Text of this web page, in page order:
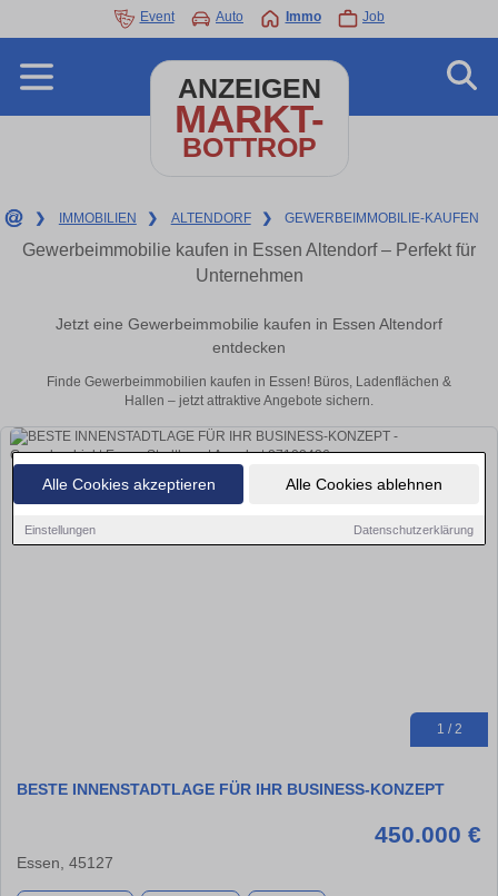
Alle Cookies akzeptieren Alle Cookies ablehnen
Einstellungen Datenschutzerklärung
Event Auto Immo Job
ANZEIGEN
MARKT-
BOTTROP
❯ IMMOBILIEN ❯ ALTENDORF ❯ GEWERBEIMMOBILIE-KAUFEN
Gewerbeimmobilie kaufen in Essen Altendorf – Perfekt für
Unternehmen
Jetzt eine Gewerbeimmobilie kaufen in Essen Altendorf
entdecken
Finde Gewerbeimmobilien kaufen in Essen! Büros, Ladenflächen &
Hallen – jetzt attraktive Angebote sichern.
1 / 2
BESTE INNENSTADTLAGE FÜR IHR BUSINESS-KONZEPT
450.000 €
Essen, 45127